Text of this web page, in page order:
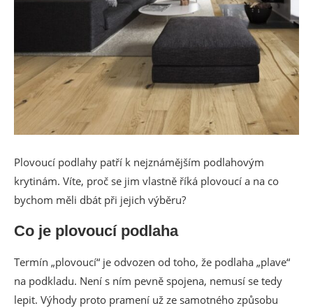
Plovoucí podlahy patří k nejznámějším podlahovým
krytinám. Víte, proč se jim vlastně říká plovoucí a na co
bychom měli dbát při jejich výběru?
Co je plovoucí podlaha
Termín „plovoucí“ je odvozen od toho, že podlaha „plave“
na podkladu. Není s ním pevně spojena, nemusí se tedy
lepit. Výhody proto pramení už ze samotného způsobu